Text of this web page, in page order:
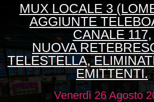
MUX LOCALE 3
AGGIUNTE
CANALE 117,
NUOVA
TELESTELLA,
EMITTENTI.
Venerdì 26 Agosto